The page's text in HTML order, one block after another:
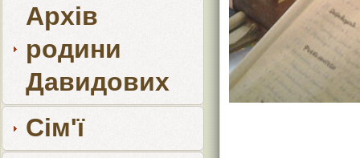
Архів
родини
Давидових
Сім'ї